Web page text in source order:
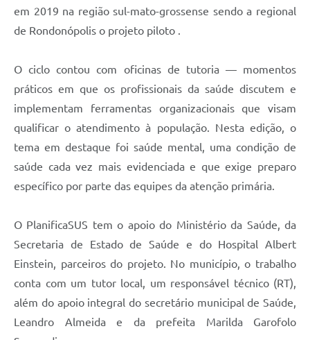
em 2019 na região sul-mato-grossense sendo a regional
de Rondonópolis o projeto piloto .
O ciclo contou com oficinas de tutoria — momentos
práticos em que os profissionais da saúde discutem e
implementam ferramentas organizacionais que visam
qualificar o atendimento à população. Nesta edição, o
tema em destaque foi saúde mental, uma condição de
saúde cada vez mais evidenciada e que exige preparo
específico por parte das equipes da atenção primária.
O PlanificaSUS tem o apoio do Ministério da Saúde, da
Secretaria de Estado de Saúde e do Hospital Albert
Einstein, parceiros do projeto. No município, o trabalho
conta com um tutor local, um responsável técnico (RT),
além do apoio integral do secretário municipal de Saúde,
Leandro Almeida e da prefeita Marilda Garofolo